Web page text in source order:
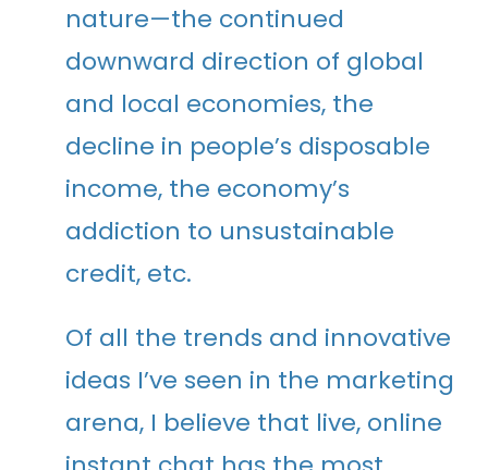
nature—the continued
downward direction of global
and local economies, the
decline in people’s disposable
income, the economy’s
addiction to unsustainable
credit, etc.
Of all the trends and innovative
ideas I’ve seen in the marketing
arena, I believe that live, online